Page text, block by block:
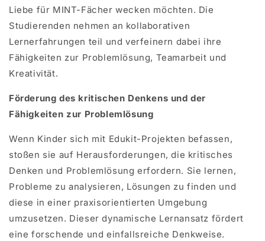
Liebe für MINT-Fächer wecken möchten. Die
Studierenden nehmen an kollaborativen
Lernerfahrungen teil und verfeinern dabei ihre
Fähigkeiten zur Problemlösung, Teamarbeit und
Kreativität.
Förderung des kritischen Denkens und der
Fähigkeiten zur Problemlösung
Wenn Kinder sich mit Edukit-Projekten befassen,
stoßen sie auf Herausforderungen, die kritisches
Denken und Problemlösung erfordern. Sie lernen,
Probleme zu analysieren, Lösungen zu finden und
diese in einer praxisorientierten Umgebung
umzusetzen. Dieser dynamische Lernansatz fördert
eine forschende und einfallsreiche Denkweise.